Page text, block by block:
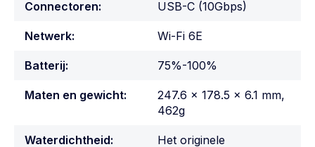
Connectoren: USB-C (10Gbps)
Netwerk: Wi-Fi 6E
Batterij: 75%-100%
Maten en gewicht:
247.6 x 178.5 x 6.1 mm,
462g
Waterdichtheid:
Het originele